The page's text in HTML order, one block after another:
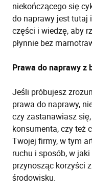
niekończącego się
do naprawy jest tutaj
części i wiedzę, aby
płynnie bez
Prawa do naprawy z
Jeśli próbujesz
prawa do naprawy,
czy zastanawiasz
konsumenta, czy też
Twojej firmy, w tym
ruchu i sposób, w
przynosząc korzyści
środowisku.